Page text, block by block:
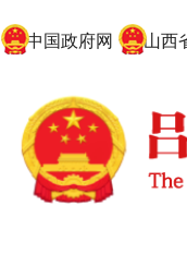
中国政府网 山西省